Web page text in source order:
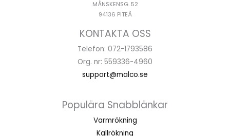
MÅNSKENSG. 52
94136 PITEÅ
KONTAKTA OSS
Telefon: 072-1793586
Org. nr: 559336-4960
support@malco.se
Populära Snabblänkar
Varmrökning
Kallrökning